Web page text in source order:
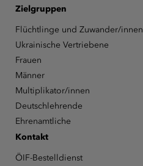
Zielgruppen
Flüchtlinge und Zuwander/innen
Ukrainische Vertriebene
Frauen
Männer
Multiplikator/innen
Deutschlehrende
Ehrenamtliche
Kontakt
ÖIF-Bestelldienst